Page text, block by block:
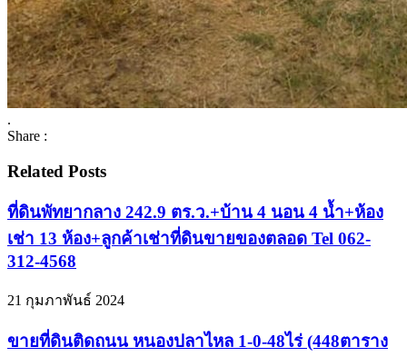
.
Share :
Related Posts
ที่ดินพัทยากลาง 242.9 ตร.ว.+บ้าน 4 นอน 4 น้ำ+ห้อง
เช่า 13 ห้อง+ลูกค้าเช่าที่ดินขายของตลอด Tel 062-
312-4568
21 กุมภาพันธ์ 2024
ขายที่ดินติดถนน หนองปลาไหล 1-0-48ไร่ (448ตาราง